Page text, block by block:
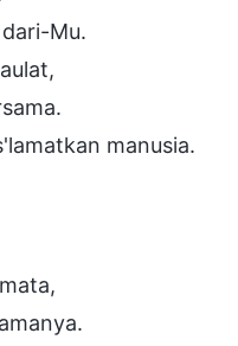
Mu.
manusia.